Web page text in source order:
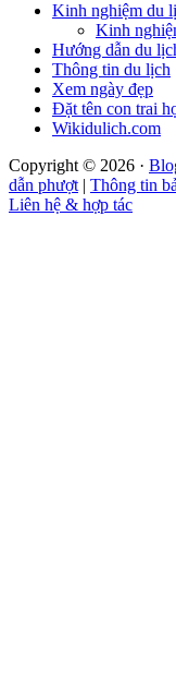
Kinh nghiệm du
Kinh
Hướng dẫn du
Thông tin du lịch
Xem ngày đẹp
Đặt tên con trai
Wikidulich.com
Copyright © 2026 ·
dẫn phượt | Thông tin
Liên hệ & hợp tác